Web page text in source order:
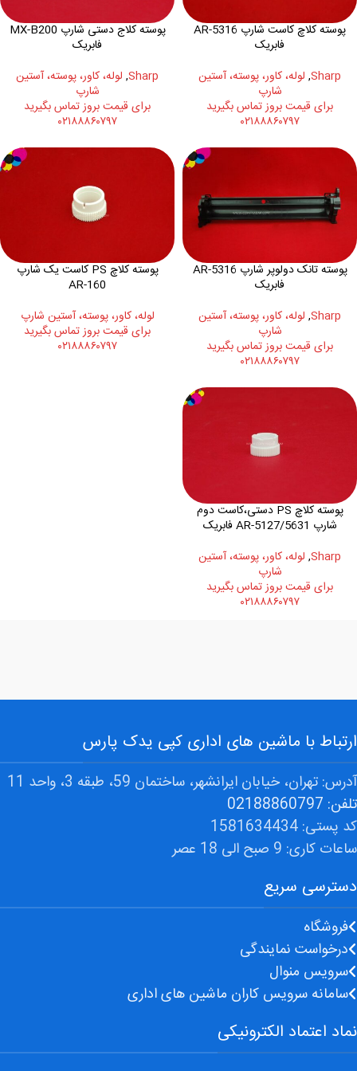
پوسته کلاچ کاست شارپ AR-5316
فابریک
Sharp
, لوله، کاور، پوسته، آستین
شارپ
برای قیمت بروز تماس بگیرید
۰۲۱۸۸۸۶۰۷۹۷
پوسته کلاج دستی شارپ MX-B200
فابریک
Sharp
, لوله، کاور، پوسته، آستین
شارپ
برای قیمت بروز تماس بگیرید
۰۲۱۸۸۸۶۰۷۹۷
پوسته تانک دولوپر شارپ AR-5316
فابریک
Sharp
, لوله، کاور، پوسته، آستین
شارپ
برای قیمت بروز تماس بگیرید
۰۲۱۸۸۸۶۰۷۹۷
پوسته کلاچ PS کاست یک شارپ
AR-160
لوله، کاور، پوسته، آستین شارپ
برای قیمت بروز تماس بگیرید
۰۲۱۸۸۸۶۰۷۹۷
پوسته کلاچ PS دستی،کاست دوم
شارپ AR-5127/5631 فابریک
Sharp
, لوله، کاور، پوسته، آستین
شارپ
برای قیمت بروز تماس بگیرید
۰۲۱۸۸۸۶۰۷۹۷
نماد اعتماد الکترونیکی
دسترسی سریع
فروشگاه
درخواست نمایندگی
سرویس منوال
سامانه سرویس کاران ماشین های اداری
ارتباط با ماشین های اداری کپی یدک پارس
آدرس: تهران، خیابان ایرانشهر، ساختمان 59، طبقه 3، واحد 11
تلفن: 02188860797
کد پستی: 1581634434
ساعات کاری: 9 صبح الی 18 عصر